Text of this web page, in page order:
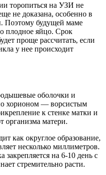
торопиться на УЗИ не
не доказана, особенно в
Поэтому будущей маме
плодное яйцо. Срок
проще рассчитать, если
у нее происходит
оболочки и
хорионом — ворсистым
к стенке матки и
организма матери.
как округлое образование,
несколько миллиметров.
закрепляется на 6-10 день с
стремительно расти.